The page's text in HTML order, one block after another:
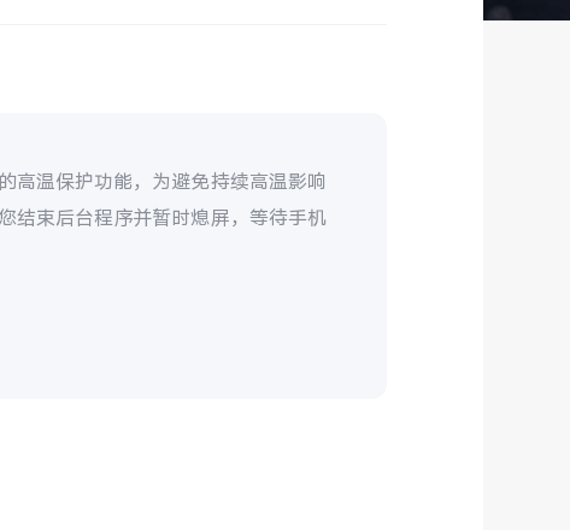
高温保护功能，为避免持续高温影响
结束后台程序并暂时熄屏，等待手机